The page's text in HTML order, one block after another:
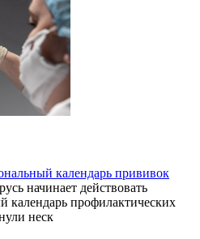
календарь прививок
начинает действовать
профилактических
неск